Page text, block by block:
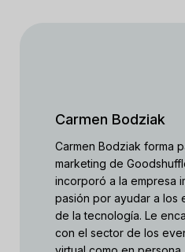
Carmen Bodziak
Carmen Bodziak forma
marketing de
incorporó a la empresa
pasión por ayudar a los
de la tecnología. Le
con el sector de los